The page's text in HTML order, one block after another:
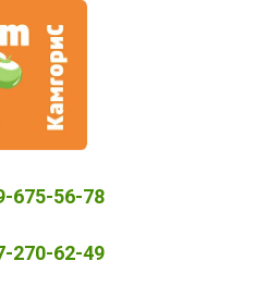
675-56-78
270-62-49